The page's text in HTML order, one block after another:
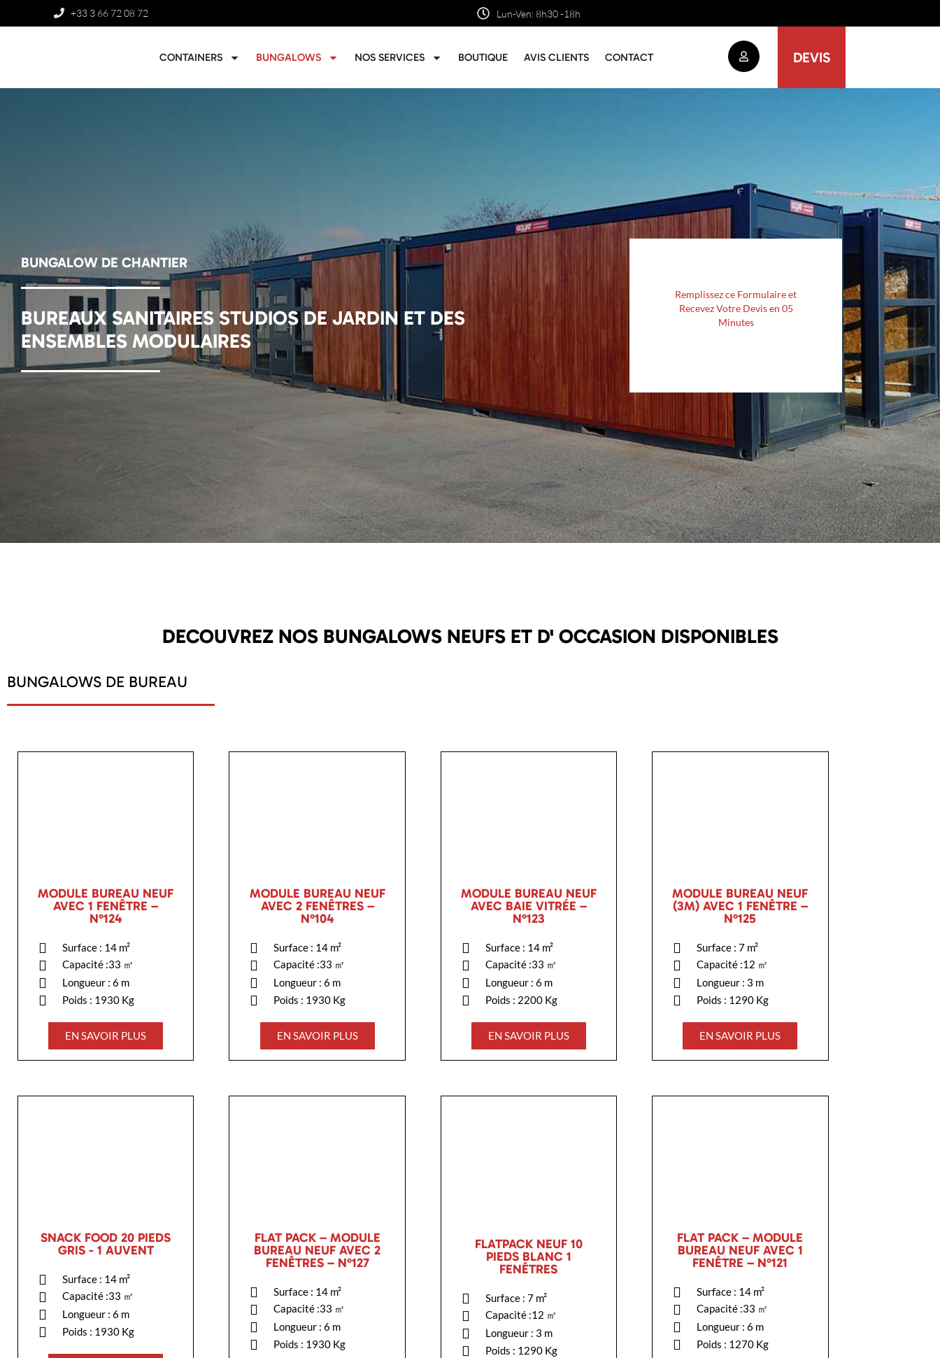
+33 3 66 72 08 72 Lun-Ven: 8h30 -18h
CONTAINERS BUNGALOWS NOS SERVICES BOUTIQUE AVIS CLIENTS CONTACT DEVIS
BUNGALOW DE CHANTIER
BUREAUX SANITAIRES STUDIOS DE JARDIN ET DES
ENSEMBLES MODULAIRES
Remplissez ce Formulaire et
Recevez Votre Devis en 05
Minutes
DECOUVREZ NOS BUNGALOWS NEUFS ET D' OCCASION DISPONIBLES
BUNGALOWS DE BUREAU
MODULE BUREAU NEUF
AVEC 1 FENÊTRE –
N°124
Surface : 14 m²
Capacité :33 ㎥
Longueur : 6 m
Poids : 1930 Kg
EN SAVOIR PLUS
MODULE BUREAU NEUF
AVEC 2 FENÊTRES –
N°104
Surface : 14 m²
Capacité :33 ㎥
Longueur : 6 m
Poids : 1930 Kg
EN SAVOIR PLUS
MODULE BUREAU NEUF
AVEC BAIE VITRÉE –
N°123
Surface : 14 m²
Capacité :33 ㎥
Longueur : 6 m
Poids : 2200 Kg
EN SAVOIR PLUS
MODULE BUREAU NEUF
(3M) AVEC 1 FENÊTRE –
N°125
Surface : 7 m²
Capacité :12 ㎥
Longueur : 3 m
Poids : 1290 Kg
EN SAVOIR PLUS
SNACK FOOD 20 PIEDS
GRIS - 1 AUVENT
Surface : 14 m²
Capacité :33 ㎥
Longueur : 6 m
Poids : 1930 Kg
FLAT PACK – MODULE
BUREAU NEUF AVEC 2
FENÊTRES – N°127
Surface : 14 m²
Capacité :33 ㎥
Longueur : 6 m
Poids : 1930 Kg
FLATPACK NEUF 10
PIEDS BLANC 1
FENÊTRES
Surface : 7 m²
Capacité :12 ㎥
Longueur : 3 m
Poids : 1290 Kg
FLAT PACK – MODULE
BUREAU NEUF AVEC 1
FENÊTRE – N°121
Surface : 14 m²
Capacité :33 ㎥
Longueur : 6 m
Poids : 1270 Kg